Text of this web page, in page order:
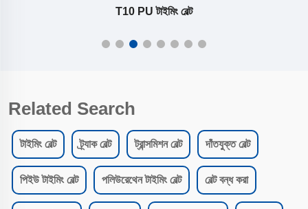
T10 PU টাইমিং বেল্ট
Related Search
টাইমিং বেল্ট ট্র্যাক বেল্ট ট্রান্সমিশন বেল্ট দাঁতযুক্ত বেল্ট
পিইউ টাইমিং বেল্ট পলিউরেথেন টাইমিং বেল্ট বেল্ট বন্ধ করা